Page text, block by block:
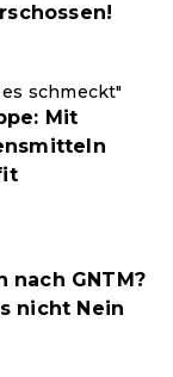
schmeckt"
Mit
nach GNTM?
nicht Nein